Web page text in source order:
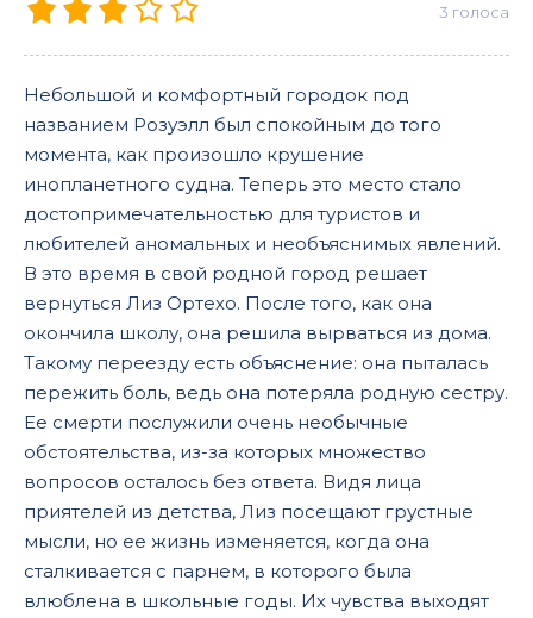
3 голоса
Небольшой и комфортный городок под
названием Розуэлл был спокойным до того
момента, как произошло крушение
инопланетного судна. Теперь это место стало
достопримечательностью для туристов и
любителей аномальных и необъяснимых явлений.
В это время в свой родной город решает
вернуться Лиз Ортехо. После того, как она
окончила школу, она решила вырваться из дома.
Такому переезду есть объяснение: она пыталась
пережить боль, ведь она потеряла родную сестру.
Ее смерти послужили очень необычные
обстоятельства, из-за которых множество
вопросов осталось без ответа. Видя лица
приятелей из детства, Лиз посещают грустные
мысли, но ее жизнь изменяется, когда она
сталкивается с парнем, в которого была
влюблена в школьные годы. Их чувства выходят